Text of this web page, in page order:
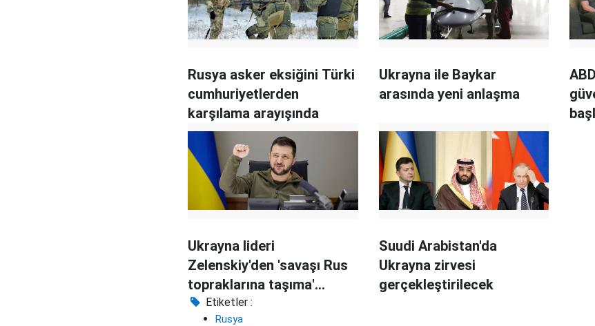
Rusya asker eksiğini Türki
cumhuriyetlerden
karşılama arayışında
Ukrayna ile Baykar
arasında yeni anlaşma
Ukrayna lideri
Zelenskiy'den 'savaşı Rus
topraklarına taşıma'
açıklaması
Suudi Arabistan'da
Ukrayna zirvesi
gerçekleştirilecek
Etiketler :
Rusya